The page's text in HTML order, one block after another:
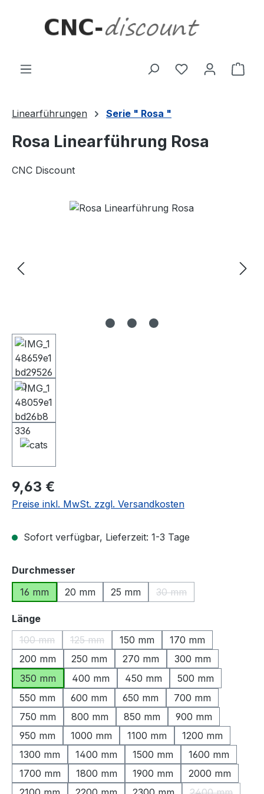
Linearführungen Serie " Rosa "
Rosa Linearführung Rosa
CNC Discount
Bildergalerie überspringen
Regulärer Preis:
9,63 €
Preise inkl. MwSt. zzgl. Versandkosten
Sofort verfügbar, Lieferzeit: 1-3 Tage
Durchmesser
16 mm
20 mm 25 mm 30 mm
(Diese Option ist
Längeauswählen
100 mm
(Diese Option ist zurzeit nicht verfügbar.)
125 mm
(Diese Option ist zurzeit nicht verfügbar.)
150 mm
170 mm
200 mm
250 mm 270 mm
300 mm
350 mm
400 mm 450 mm
500 mm
550 mm
600 mm 650 mm
700 mm
750 mm
800 mm 850 mm
900 mm
950 mm
1000 mm 1100 mm
1200 mm
1300 mm
1400 mm 1500 mm
1600 mm
1700 mm
1800 mm 1900 mm
2000 mm